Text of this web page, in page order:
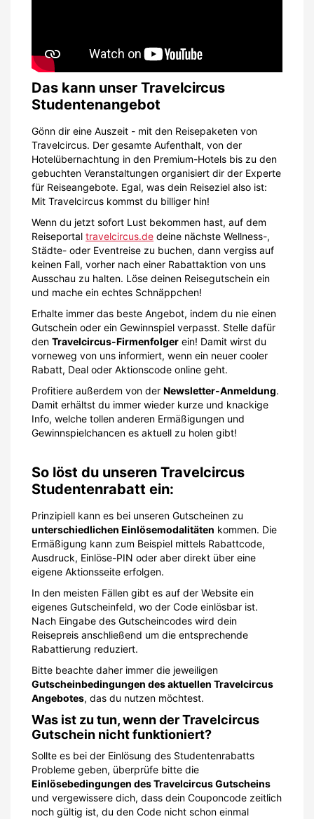
Das kann unser Travelcircus
Studentenangebot
Gönn dir eine Auszeit - mit den Reisepaketen von
Travelcircus. Der gesamte Aufenthalt, von der
Hotelübernachtung in den Premium-Hotels bis zu den
gebuchten Veranstaltungen organisiert dir der Experte
für Reiseangebote. Egal, was dein Reiseziel also ist:
Mit Travelcircus kommst du billiger hin!
Wenn du jetzt sofort Lust bekommen hast, auf dem
Reiseportal travelcircus.de deine nächste Wellness-,
Städte- oder Eventreise zu buchen, dann vergiss auf
keinen Fall, vorher nach einer Rabattaktion von uns
Ausschau zu halten. Löse deinen Reisegutschein ein
und mache ein echtes Schnäppchen!
Erhalte immer das beste Angebot, indem du nie einen
Gutschein oder ein Gewinnspiel verpasst. Stelle dafür
den Travelcircus-Firmenfolger ein! Damit wirst du
vorneweg von uns informiert, wenn ein neuer cooler
Rabatt, Deal oder Aktionscode online geht.
Profitiere außerdem von der Newsletter-Anmeldung.
Damit erhältst du immer wieder kurze und knackige
Info, welche tollen anderen Ermäßigungen und
Gewinnspielchancen es aktuell zu holen gibt!
So löst du unseren Travelcircus
Studentenrabatt ein:
Prinzipiell kann es bei unseren Gutscheinen zu
unterschiedlichen Einlösemodalitäten kommen. Die
Ermäßigung kann zum Beispiel mittels Rabattcode,
Ausdruck, Einlöse-PIN oder aber direkt über eine
eigene Aktionsseite erfolgen.
In den meisten Fällen gibt es auf der Website ein
eigenes Gutscheinfeld, wo der Code einlösbar ist.
Nach Eingabe des Gutscheincodes wird dein
Reisepreis anschließend um die entsprechende
Rabattierung reduziert.
Bitte beachte daher immer die jeweiligen
Gutscheinbedingungen des aktuellen Travelcircus
Angebotes, das du nutzen möchtest.
Was ist zu tun, wenn der Travelcircus
Gutschein nicht funktioniert?
Sollte es bei der Einlösung des Studentenrabatts
Probleme geben, überprüfe bitte die
Einlösebedingungen des Travelcircus Gutscheins
und vergewissere dich, dass dein Couponcode zeitlich
noch gültig ist, du den Code nicht schon einmal